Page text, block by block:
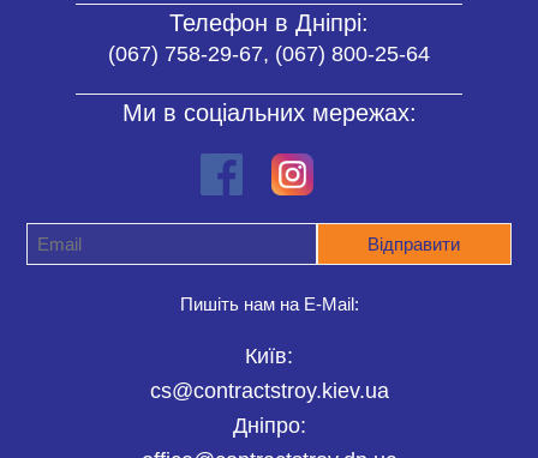
Телефон в Дніпрі:
(067) 758-29-67, (067) 800-25-64
Ми в соціальних мережах:
Пишіть нам на E-Mail:
Київ:
cs@contractstroy.kiev.ua
Дніпро: